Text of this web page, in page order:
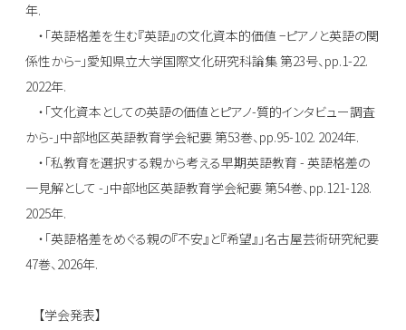
年.
・「英語格差を生む『英語』の文化資本的価値 −ピアノと英語の関
係性から−」愛知県立大学国際文化研究科論集 第23号、pp.1-22.
2022年.
・「文化資本としての英語の価値とピアノ-質的インタビュー調査
から-」中部地区英語教育学会紀要 第53巻、pp.95-102. 2024年.
・「私教育を選択する親から考える早期英語教育 - 英語格差の
一見解として -」中部地区英語教育学会紀要 第54巻、pp.121-128.
2025年.
・「英語格差をめぐる親の『不安』と『希望』」名古屋芸術研究紀要
47巻、2026年.
【学会発表】